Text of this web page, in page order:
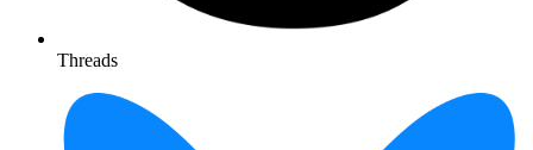
Threads